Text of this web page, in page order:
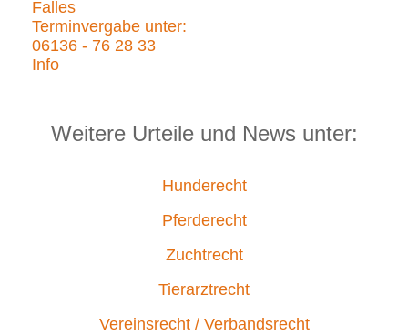
Falles
Terminvergabe unter:
06136 - 76 28 33
Info
Weitere Urteile und News unter:
Hunderecht
Pferderecht
Zuchtrecht
Tierarztrecht
Vereinsrecht / Verbandsrecht